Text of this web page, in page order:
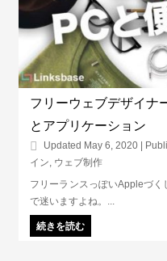
フリーウェブデザイナ
とアプリケーション
Updated May 6, 2020 |
イン, ウェブ制作
フリーランスっぽいAppleづ
で迷いますよね。...
続きを読む